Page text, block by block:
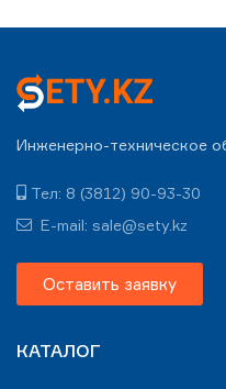
Инженерно-техническое
Тел: 8 (3812) 90-93-30
E-mail: sale@sety.kz
Оставить заявку
КАТАЛОГ